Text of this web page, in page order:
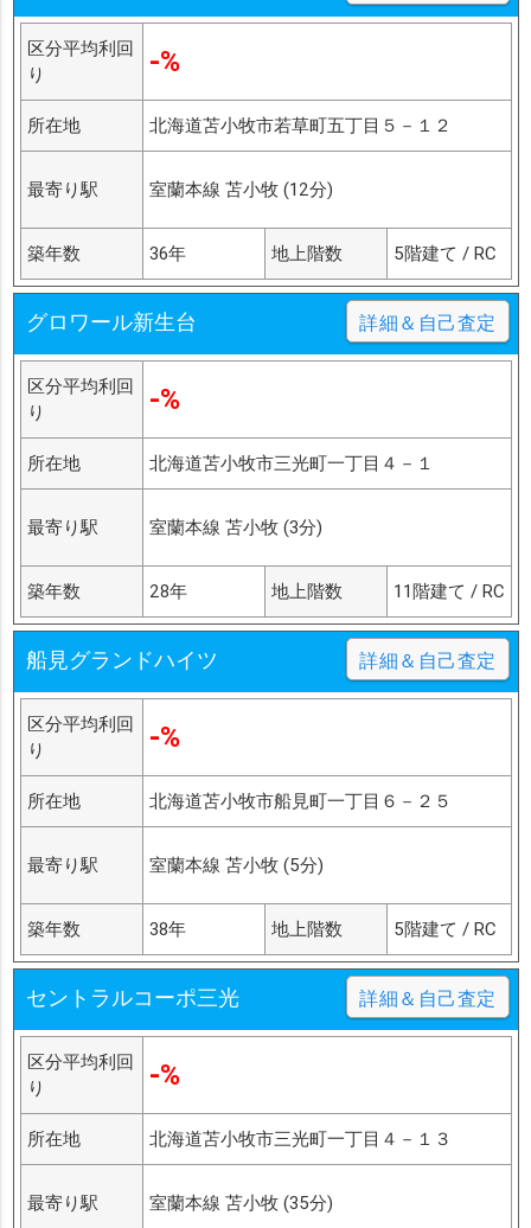
区分平均利回
り
-%
所在地 北海道苫小牧市若草町五丁目５－１２
最寄り駅 室蘭本線 苫小牧 (12分)
築年数 36年 地上階数 5階建て / RC
グロワール新生台 詳細＆自己査定
区分平均利回
り
-%
所在地 北海道苫小牧市三光町一丁目４－１
最寄り駅 室蘭本線 苫小牧 (3分)
築年数 28年 地上階数 11階建て / RC
船見グランドハイツ 詳細＆自己査定
区分平均利回
り
-%
所在地 北海道苫小牧市船見町一丁目６－２５
最寄り駅 室蘭本線 苫小牧 (5分)
築年数 38年 地上階数 5階建て / RC
セントラルコーポ三光 詳細＆自己査定
区分平均利回
り
-%
所在地 北海道苫小牧市三光町一丁目４－１３
最寄り駅 室蘭本線 苫小牧 (35分)